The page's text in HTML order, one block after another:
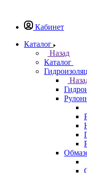
Кабинет
Каталог
Назад
Каталог